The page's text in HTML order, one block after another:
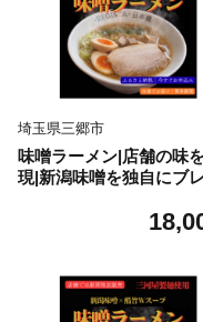
埼玉県三郷市
味噌ラーメン|店舗の味
現|新潟味噌を独自にブ
＜満足感＞3食セット【